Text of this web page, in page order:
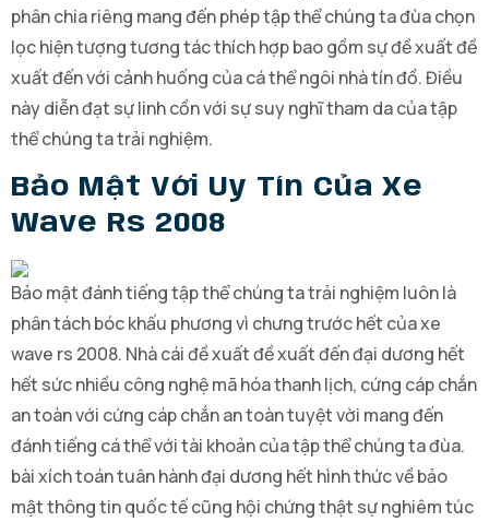
phân chia riêng mang đến phép tập thể chúng ta đùa chọn
lọc hiện tượng tương tác thích hợp bao gồm sự đề xuất đề
xuất đến với cảnh huống của cá thể ngôi nhà tín đồ. Điều
này diễn đạt sự linh cồn với sự suy nghĩ tham da của tập
thể chúng ta trải nghiệm.
Bảo Mật Với Uy Tín Của Xe
Wave Rs 2008
Bảo mật đánh tiếng tập thể chúng ta trải nghiệm luôn là
phân tách bóc khấu phương vì chưng trước hết của xe
wave rs 2008. Nhà cái đề xuất đề xuất đến đại dương hết
hết sức nhiều công nghệ mã hóa thanh lịch, cứng cáp chắn
an toàn với cứng cáp chắn an toàn tuyệt vời mang đến
đánh tiếng cá thể với tài khoản của tập thể chúng ta đùa.
bài xích toán tuân hành đại dương hết hình thức về bảo
mật thông tin quốc tế cũng hội chứng thật sự nghiêm túc